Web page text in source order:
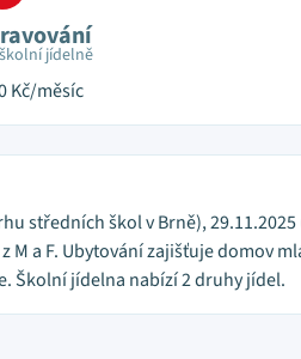
jídelně
Kč/měsíc
středních škol v Brně),
M a F. Ubytování zajišťuje domov
Školní jídelna nabízí 2 druhy jídel.